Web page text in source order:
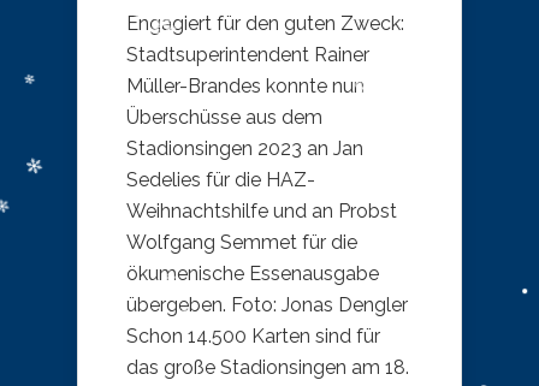
Engagiert für den guten Zweck:
Stadtsuperintendent Rainer
Müller-Brandes konnte nun
Überschüsse aus dem
Stadionsingen 2023 an Jan
Sedelies für die HAZ-
Weihnachtshilfe und an Probst
Wolfgang Semmet für die
ökumenische Essenausgabe
übergeben. Foto: Jonas Dengler
Schon 14.500 Karten sind für
das große Stadionsingen am 18.